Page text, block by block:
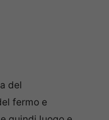
del
fermo e